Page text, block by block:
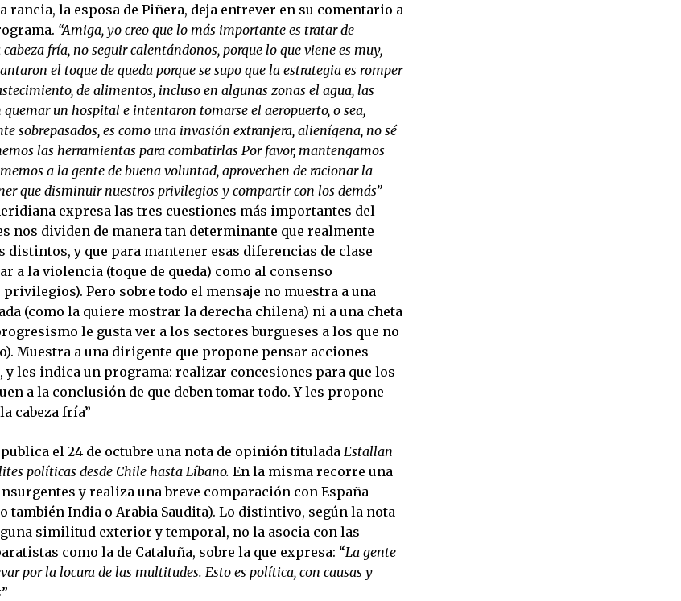
rancia, la esposa de Piñera, deja entrever en su comentario a
“Amiga, yo creo que lo más importante es tratar de
fría, no seguir calentándonos, porque lo que viene es muy,
el toque de queda porque se supo que la estrategia es romper
de alimentos, incluso en algunas zonas el agua, las
un hospital e intentaron tomarse el aeropuerto, o sea,
sobrepasados, es como una invasión extranjera, alienígena, no sé
las herramientas para combatirlas Por favor, mantengamos
a la gente de buena voluntad, aprovechen de racionar la
que disminuir nuestros privilegios y compartir con los demás”
expresa las tres cuestiones más importantes del
nos dividen de manera tan determinante que realmente
distintos, y que para mantener esas diferencias de clase
a la violencia (toque de queda) como al consenso
Pero sobre todo el mensaje no muestra a una
(como la quiere mostrar la derecha chilena) ni a una cheta
le gusta ver a los sectores burgueses a los que no
Muestra a una dirigente que propone pensar acciones
y les indica un programa: realizar concesiones para que los
a la conclusión de que deben tomar todo. Y les propone
cabeza fría”
el 24 de octubre una nota de opinión titulada Estallan
políticas desde Chile hasta Líbano. En la misma recorre una
y realiza una breve comparación con España
también India o Arabia Saudita). Lo distintivo, según la nota
similitud exterior y temporal, no la asocia con las
como la de Cataluña, sobre la que expresa: “La gente
por la locura de las multitudes. Esto es política, con causas y
”